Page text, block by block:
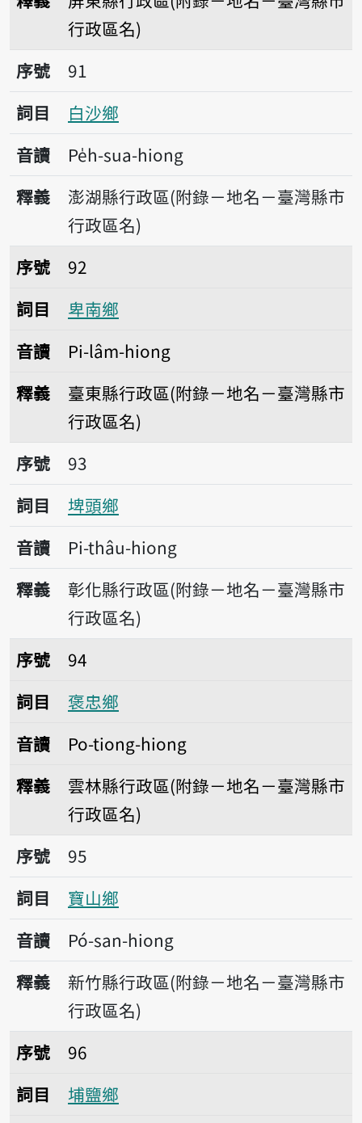
行政區名)
序號91白沙鄉
序號
91
詞目
白沙鄉
音讀
Pe̍h-sua-hiong
釋義
澎湖縣行政區(附錄－地名－臺灣縣市
行政區名)
序號92卑南鄉
序號
92
詞目
卑南鄉
音讀
Pi-lâm-hiong
釋義
臺東縣行政區(附錄－地名－臺灣縣市
行政區名)
序號93埤頭鄉
序號
93
詞目
埤頭鄉
音讀
Pi-thâu-hiong
釋義
彰化縣行政區(附錄－地名－臺灣縣市
行政區名)
序號94褒忠鄉
序號
94
詞目
褒忠鄉
音讀
Po-tiong-hiong
釋義
雲林縣行政區(附錄－地名－臺灣縣市
行政區名)
序號95寶山鄉
序號
95
詞目
寶山鄉
音讀
Pó-san-hiong
釋義
新竹縣行政區(附錄－地名－臺灣縣市
行政區名)
序號96埔鹽鄉
序號
96
詞目
埔鹽鄉